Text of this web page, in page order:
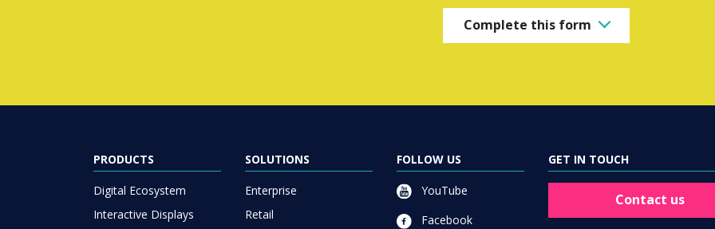
Complete this form
PRODUCTS
Digital Ecosystem
Interactive Displays
SOLUTIONS
Enterprise
Retail
FOLLOW US
YouTube
Facebook
GET IN TOUCH
Contact us